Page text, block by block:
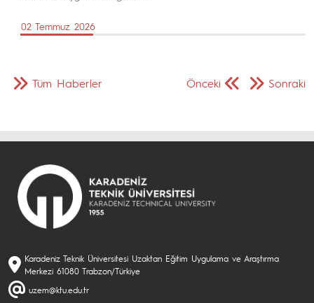
02 Temmuz 2026
Önceki Sonraki
Tüm Haberler
Karadeniz Teknik Üniversitesi Uzaktan Eğitim Uygulama ve Araştırma
Merkezi 61080 Trabzon/Türkiye
uzem@ktu.edu.tr